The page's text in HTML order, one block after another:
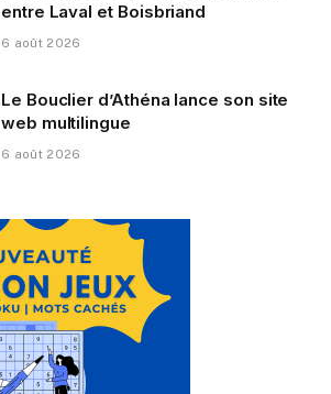
entre Laval et Boisbriand
6 août 2026
Le Bouclier d’Athéna lance son site
web multilingue
6 août 2026